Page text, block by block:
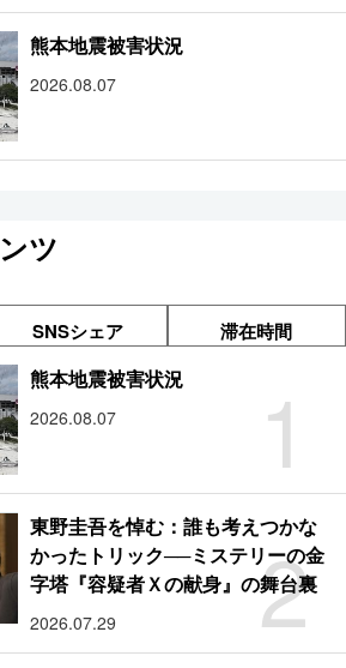
熊本地震被害状況
2026.08.07
ツ
SNSシェア 滞在時間
1
熊本地震被害状況
2026.08.07
2
東野圭吾を悼む：誰も考えつかな
かったトリック──ミステリーの金
字塔『容疑者Ｘの献身』の舞台裏
2026.07.29